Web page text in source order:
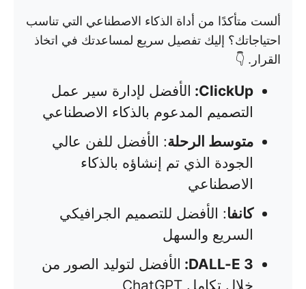
ألست متأكدًا من أداة الذكاء الاصطناعي التي تناسب
احتياجاتك؟ إليك تفصيل سريع لمساعدتك في اتخاذ
القرار. 👇
ClickUp: الأفضل لإدارة سير عمل
التصميم المدعوم بالذكاء الاصطناعي
متوسط الرحلة: الأفضل للفن عالي
الجودة الذي تم إنشاؤه بالذكاء
الاصطناعي
كانفا: الأفضل للتصميم الجرافيكي
السريع والسهل
DALL-E 3: الأفضل لتوليد الصور من
خلال تكامل ChatGPT